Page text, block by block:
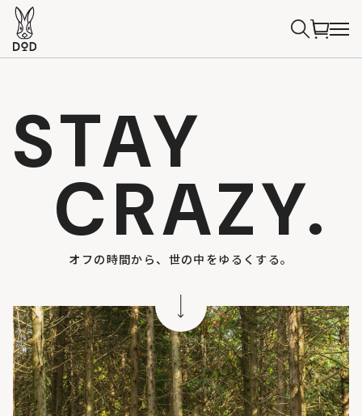
STAY
CRAZY.
オフの時間から、世の中をゆるくする。